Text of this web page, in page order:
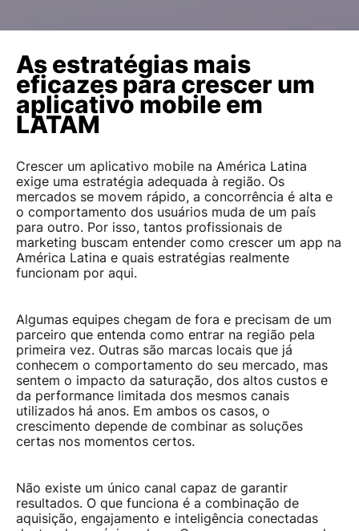
As estratégias mais
eficazes para crescer um
aplicativo mobile em
LATAM
Crescer um aplicativo mobile na América Latina
exige uma estratégia adequada à região. Os
mercados se movem rápido, a concorrência é alta e
o comportamento dos usuários muda de um país
para outro. Por isso, tantos profissionais de
marketing buscam entender como crescer um app na
América Latina e quais estratégias realmente
funcionam por aqui.
Algumas equipes chegam de fora e precisam de um
parceiro que entenda como entrar na região pela
primeira vez. Outras são marcas locais que já
conhecem o comportamento do seu mercado, mas
sentem o impacto da saturação, dos altos custos e
da performance limitada dos mesmos canais
utilizados há anos. Em ambos os casos, o
crescimento depende de combinar as soluções
certas nos momentos certos.
Não existe um único canal capaz de garantir
resultados. O que funciona é a combinação de
aquisição, engajamento e inteligência conectadas